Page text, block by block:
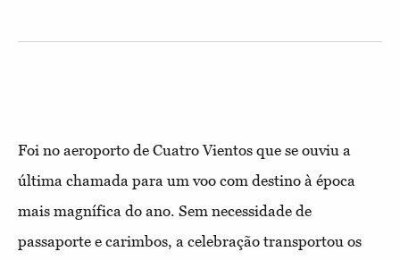
Foi no aeroporto de Cuatro Vientos que se ouviu a
última chamada para um voo com destino à época
mais magnífica do ano. Sem necessidade de
passaporte e carimbos, a celebração transportou os